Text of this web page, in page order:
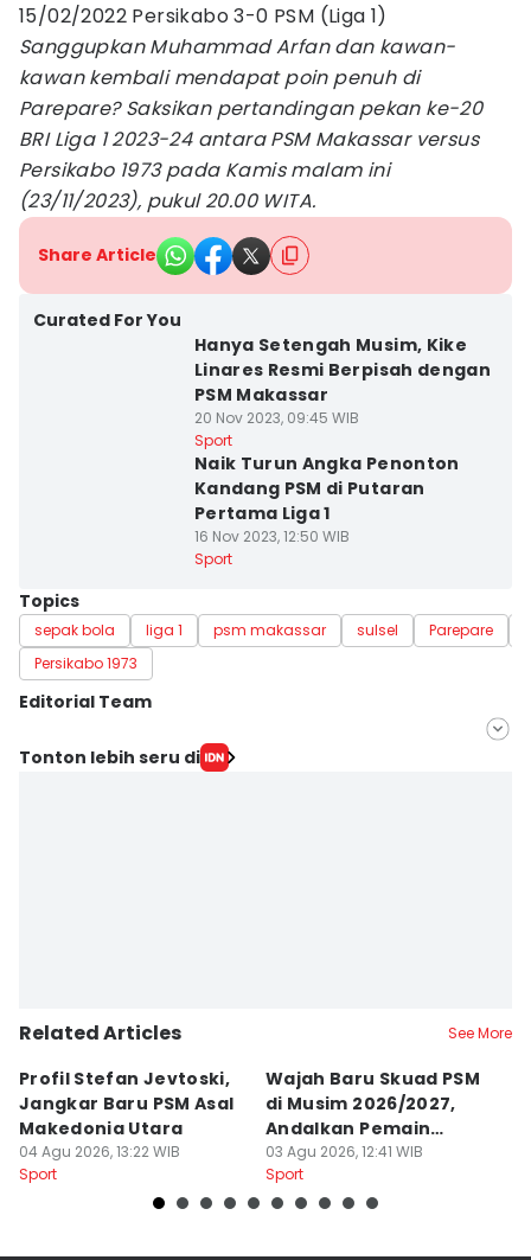
15/02/2022 Persikabo 3-0 PSM (Liga 1)
Sanggupkan Muhammad Arfan dan kawan-
kawan kembali mendapat poin penuh di
Parepare? Saksikan pertandingan pekan ke-20
BRI Liga 1 2023-24 antara PSM Makassar versus
Persikabo 1973 pada Kamis malam ini
(23/11/2023), pukul 20.00 WITA.
Share Article
Curated For You
Hanya Setengah Musim, Kike
Linares Resmi Berpisah dengan
PSM Makassar
20 Nov 2023, 09:45 WIB
Sport
Naik Turun Angka Penonton
Kandang PSM di Putaran
Pertama Liga 1
16 Nov 2023, 12:50 WIB
Sport
Topics
sepak bola liga 1 psm makassar sulsel Parepare
Persikabo 1973
Editorial Team
Editor
Tonton lebih seru di
Related Articles See More
Profil Stefan Jevtoski,
Jangkar Baru PSM Asal
Makedonia Utara
04 Agu 2026, 13:22 WIB
Sport
Wajah Baru Skuad PSM
di Musim 2026/2027,
Andalkan Pemain
Balkan
03 Agu 2026, 12:41 WIB
Sport